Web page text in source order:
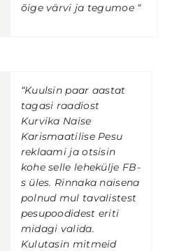
õige värvi ja tegumoe “
“Kuulsin paar aastat
tagasi raadiost
Kurvika Naise
Karismaatilise Pesu
reklaami ja otsisin
kohe selle lehekülje FB-
s üles. Rinnaka naisena
polnud mul tavalistest
pesupoodidest eriti
midagi valida.
Kulutasin mitmeid